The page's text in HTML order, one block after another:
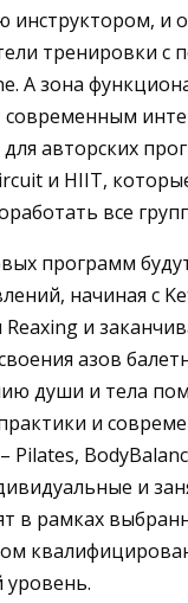
инструктором, и
тренировки
А зона
современным
авторских
и HIIT,
все
программ
начиная с
и
азов
души и тела
и
Pilates,
и
в рамках